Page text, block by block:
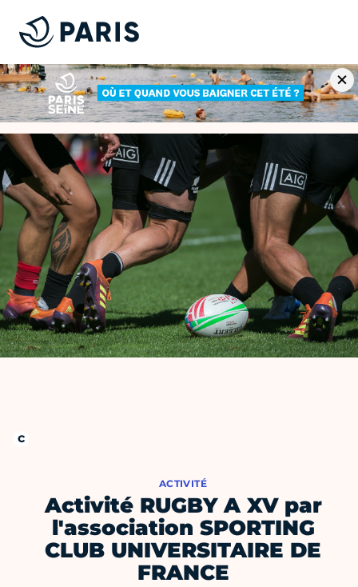
ACTIVITÉ
Activité RUGBY A XV par
l'association SPORTING
CLUB UNIVERSITAIRE DE
FRANCE